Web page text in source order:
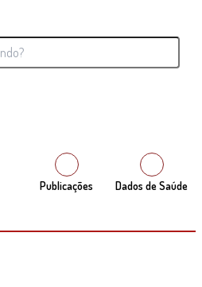
Publicações Dados de Saúde